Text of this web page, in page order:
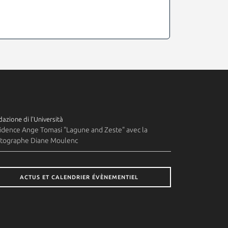
di l'Università
Ange Tomasi "Lagune and Zeste" avec la
Diane Moulenc
ACTUS ET CALENDRIER ÉVÈNEMENTIEL